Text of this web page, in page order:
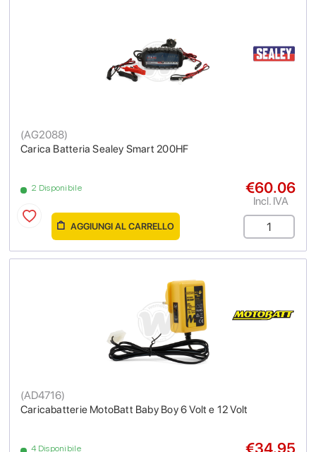
Carica Batteria Sealey Smart 200HF
(AG2088)
2 Disponibile €60.06
Incl. IVA
AGGIUNGI AL CARRELLO
Caricabatterie MotoBatt Baby Boy 6 Volt e 12 Volt
(AD4716)
4 Disponibile €34.95